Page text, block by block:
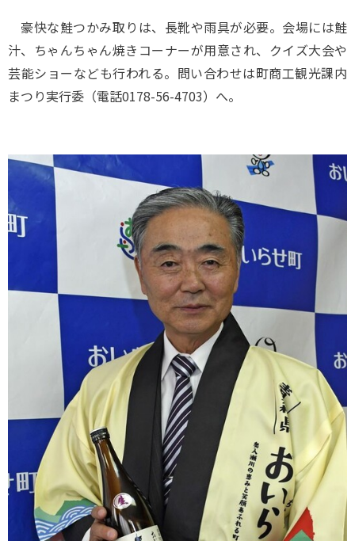
豪快な鮭つかみ取りは、長靴や雨具が必要。会場には鮭
汁、ちゃんちゃん焼きコーナーが用意され、クイズ大会や
芸能ショーなども行われる。問い合わせは町商工観光課内
まつり実行委（電話0178-56-4703）へ。